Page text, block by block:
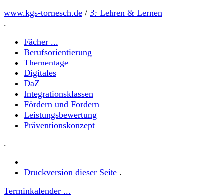
www.kgs-tornesch.de / 3: Lehren & Lernen
.
Fächer ...
Berufsorientierung
Thementage
Digitales
DaZ
Integrationsklassen
Fördern und Fordern
Leistungsbewertung
Präventionskonzept
.
Druckversion dieser Seite .
Terminkalender ...